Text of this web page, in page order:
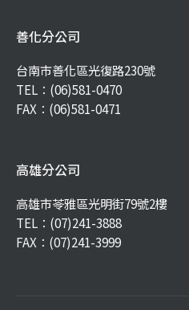
善化分公司
台南市善化區光復路230號
TEL： (06)581-0470
FAX：(06)581-0471
高雄分公司
高雄市苓雅區光明街79號2樓
TEL： (07)241-3888
FAX：(07)241-3999